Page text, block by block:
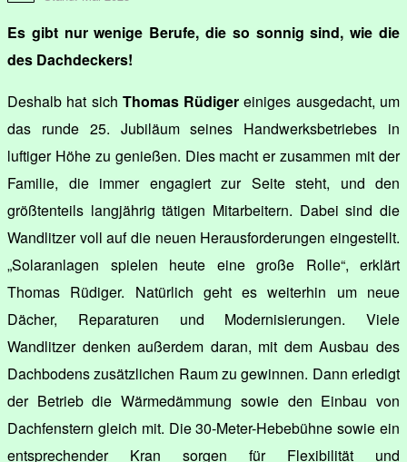
Es gibt nur wenige Berufe, die so sonnig sind, wie die
des Dachdeckers!
Deshalb hat sich Thomas Rüdiger einiges ausgedacht, um
das runde 25. Jubiläum seines Handwerksbetriebes in
luftiger Höhe zu genießen. Dies macht er zusammen mit der
Familie, die immer engagiert zur Seite steht, und den
größtenteils langjährig tätigen Mitarbeitern. Dabei sind die
Wandlitzer voll auf die neuen Herausforderungen eingestellt.
„Solaranlagen spielen heute eine große Rolle“, erklärt
Thomas Rüdiger. Natürlich geht es weiterhin um neue
Dächer, Reparaturen und Modernisierungen. Viele
Wandlitzer denken außerdem daran, mit dem Ausbau des
Dachbodens zusätzlichen Raum zu gewinnen. Dann erledigt
der Betrieb die Wärmedämmung sowie den Einbau von
Dachfenstern gleich mit. Die 30-Meter-Hebebühne sowie ein
entsprechender Kran sorgen für Flexibilität und